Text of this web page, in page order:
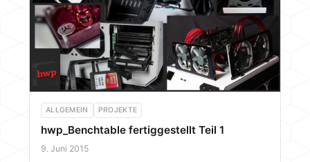
ALLGEMEIN PROJEKTE
hwp_Benchtable fertiggestellt Teil 1
9. Juni 2015